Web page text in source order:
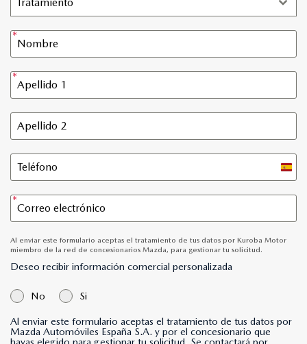
Tratamiento
Spain
+34
Al enviar este formulario aceptas el tratamiento de tus datos por Kuroba Motor
miembro de la red de concesionarios Mazda, para gestionar tu solicitud.
Deseo recibir información comercial personalizada
No Si
Al enviar este formulario aceptas el tratamiento de tus datos por
Mazda Automóviles España S.A. y por el concesionario que